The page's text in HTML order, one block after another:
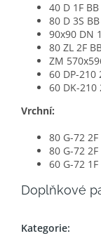
40 D 1F
80 D 3S
90x90 DN
80 ZL 2F
ZM
60 DP-210
60 DK-210
Vrchní:
80 G-72
80 G-72
60 G-72
Doplňkové
Kategorie: